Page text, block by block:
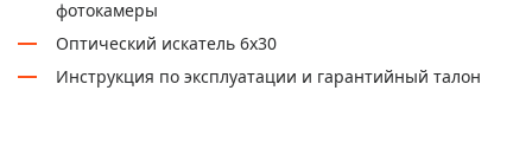
фотокамеры
Оптический искатель 6x30
Инструкция по эксплуатации и гарантийный талон